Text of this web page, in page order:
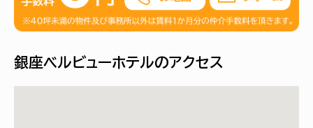
銀座ベルビューホテルのアクセス